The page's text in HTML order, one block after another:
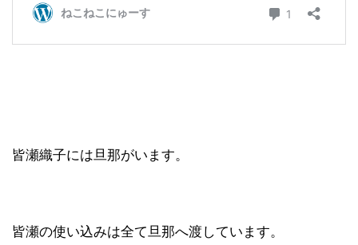
皆瀬織子には旦那がいます。
皆瀬の使い込みは全て旦那へ渡しています。